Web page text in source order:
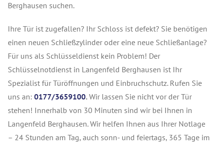
Berghausen suchen.
Ihre Tür ist zugefallen? Ihr Schloss ist defekt? Sie benötigen
einen neuen Schließzylinder oder eine neue Schließanlage?
Für uns als Schlüsseldienst kein Problem! Der
Schlüsselnotdienst in Langenfeld Berghausen ist Ihr
Spezialist für Türöffnungen und Einbruchschutz.Rufen Sie
uns an: 0177/3659100. Wir lassen Sie nicht vor der Tür
stehen! Innerhalb von 30 Minuten sind wir bei Ihnen in
Langenfeld Berghausen. Wir helfen Ihnen aus Ihrer Notlage
– 24 Stunden am Tag, auch sonn- und feiertags, 365 Tage im